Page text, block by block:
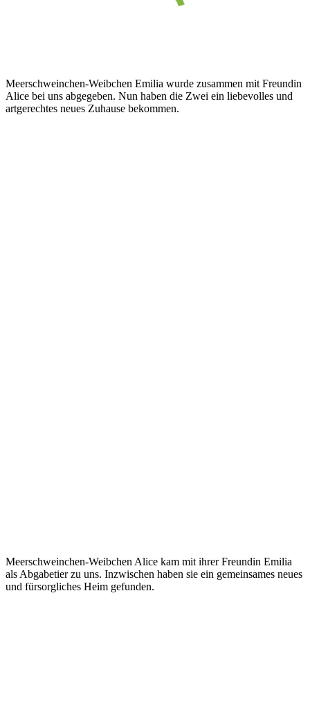
Meerschweinchen-Weibchen Emilia wurde zusammen mit Freundin
Alice bei uns abgegeben. Nun haben die Zwei ein liebevolles und
artgerechtes neues Zuhause bekommen.
Meerschweinchen-Weibchen Alice kam mit ihrer Freundin Emilia
als Abgabetier zu uns. Inzwischen haben sie ein gemeinsames neues
und fürsorgliches Heim gefunden.